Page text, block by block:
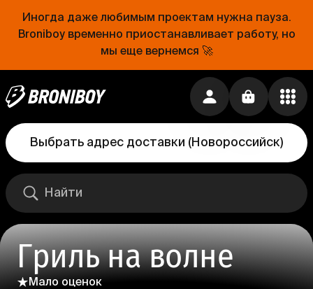
Иногда даже любимым проектам нужна пауза.
Broniboy временно приостанавливает работу, но
мы еще вернемся 🚀
Выбрать адрес доставки (Новороссийск)
Гриль на волне
Мало оценок